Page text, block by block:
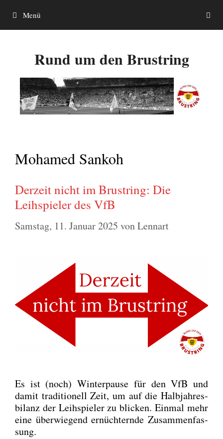
Inhalt
springen
Menü
Rund um den Brustring
Mohamed Sankoh
Derzeit nicht im Brustring: Die
Leihspieler des VfB
Samstag, 11. Januar 2025 vonLennart
Es ist (noch) Win­ter­pau­se für den VfB und
damit tra­di­tio­nell Zeit, um auf die Halb­jah­res­
bi­lanz der Leih­spie­ler zu bli­cken. Ein­mal mehr
eine über­wie­gend ernüch­tern­de Zusam­men­fas­
sung.